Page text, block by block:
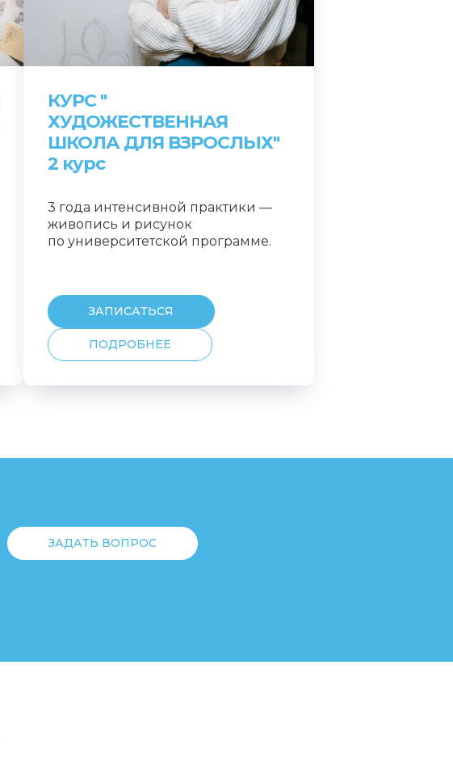
КУРС "
ХУДОЖЕСТВЕННАЯ
ШКОЛА ДЛЯ ВЗРОСЛЫХ"
2 курс
3 года интенсивной практики —
живопись и рисунок
по университетской программе.
ЗАПИСАТЬСЯ
ПОДРОБНЕЕ
ЗАДАТЬ ВОПРОС